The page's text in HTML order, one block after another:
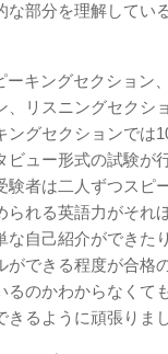
な部分を理解してい
ーキングセクション
、リスニングセクシ
ングセクションでは
ビュー形式の試験が
験者は二人ずつスピ
られる英語力がそれ
な自己紹介ができた
できる程度が合格
るのかわからなくて
るように頑張りまし